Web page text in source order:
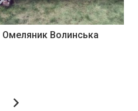
Омеляник Волинська